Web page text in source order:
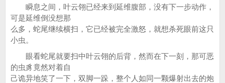
瞬息之间，叶云翎已经来到延维腹部，没有下一步动作，
可是延维倒没想那
么多，蛇尾继续横扫，它已经被完全激怒，就想杀死眼前这只
小虫。
眼看蛇尾就要扫中叶云翎的后背，然而在下一刻，那可恶
的虫豸竟然对着自
己诡异地笑了一下，双脚一跺，整个人如同一颗爆射出去的炮